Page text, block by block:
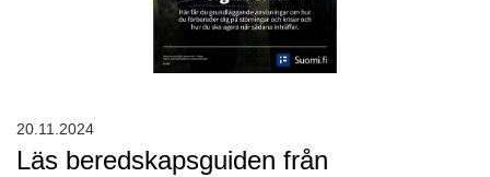
Läs beredskapsguiden från
20.11.2024